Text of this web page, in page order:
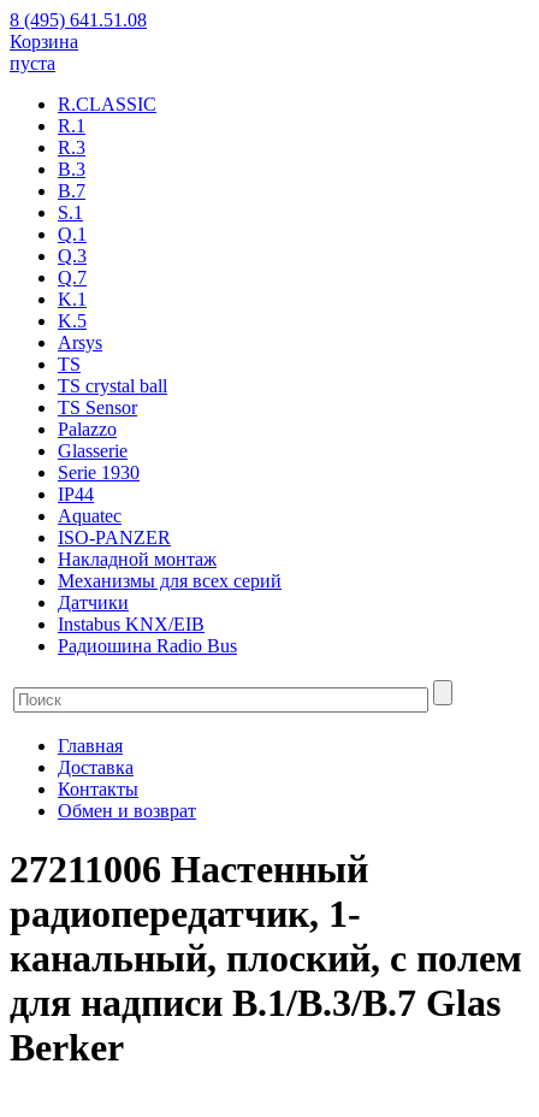
8 (495) 641.51.08
Корзина
пуста
R.CLASSIC
R.1
R.3
B.3
B.7
S.1
Q.1
Q.3
Q.7
K.1
K.5
Arsys
TS
TS crystal ball
TS Sensor
Palazzo
Glasserie
Serie 1930
IP44
Aquatec
ISO-PANZER
Накладной монтаж
Механизмы для всех серий
Датчики
Instabus KNX/EIB
Радиошина Radio Bus
Главная
Доставка
Контакты
Обмен и возврат
27211006 Настенный
радиопередатчик, 1-
канальный, плоский, с полем
для надписи B.1/B.3/B.7 Glas
Berker